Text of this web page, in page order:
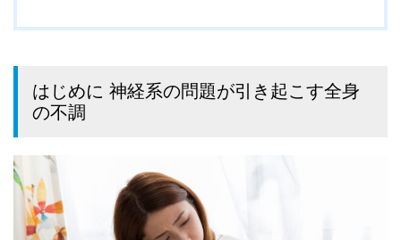
はじめに 神経系の問題が引き起こす全身
の不調